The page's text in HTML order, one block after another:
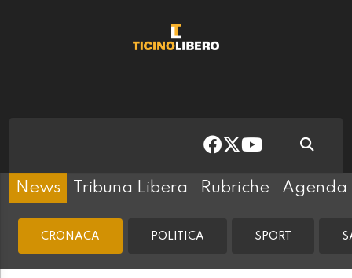
News Tribuna Libera Rubriche Agenda
CRONACA POLITICA SPORT